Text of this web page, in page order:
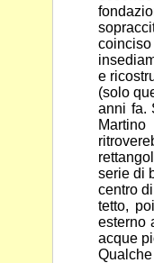
e
(solo
anni fa.
serie di
centro
tetto,
esterno
acque